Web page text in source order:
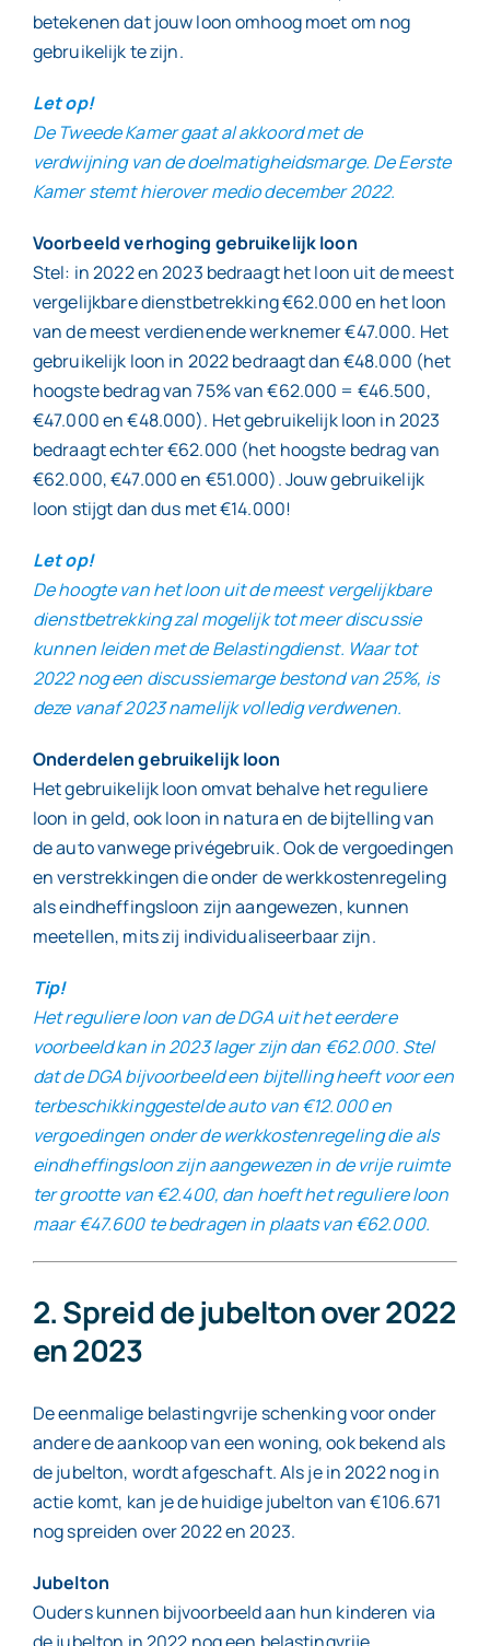
betekenen dat jouw loon omhoog moet om nog
gebruikelijk te zijn.
Let op!
De Tweede Kamer gaat al akkoord met de
verdwijning van de doelmatigheidsmarge. De Eerste
Kamer stemt hierover medio december 2022.
Voorbeeld verhoging gebruikelijk loon
Stel: in 2022 en 2023 bedraagt het loon uit de meest
vergelijkbare dienstbetrekking €62.000 en het loon
van de meest verdienende werknemer €47.000. Het
gebruikelijk loon in 2022 bedraagt dan €48.000 (het
hoogste bedrag van 75% van €62.000 = €46.500,
€47.000 en €48.000). Het gebruikelijk loon in 2023
bedraagt echter €62.000 (het hoogste bedrag van
€62.000, €47.000 en €51.000). Jouw gebruikelijk
loon stijgt dan dus met €14.000!
Let op!
De hoogte van het loon uit de meest vergelijkbare
dienstbetrekking zal mogelijk tot meer discussie
kunnen leiden met de Belastingdienst. Waar tot
2022 nog een discussiemarge bestond van 25%, is
deze vanaf 2023 namelijk volledig verdwenen.
Onderdelen gebruikelijk loon
Het gebruikelijk loon omvat behalve het reguliere
loon in geld, ook loon in natura en de bijtelling van
de auto vanwege privégebruik. Ook de vergoedingen
en verstrekkingen die onder de werkkostenregeling
als eindheffingsloon zijn aangewezen, kunnen
meetellen, mits zij individualiseerbaar zijn.
Tip!
Het reguliere loon van de DGA uit het eerdere
voorbeeld kan in 2023 lager zijn dan €62.000. Stel
dat de DGA bijvoorbeeld een bijtelling heeft voor een
terbeschikkinggestelde auto van €12.000 en
vergoedingen onder de werkkostenregeling die als
eindheffingsloon zijn aangewezen in de vrije ruimte
ter grootte van €2.400, dan hoeft het reguliere loon
maar €47.600 te bedragen in plaats van €62.000.
2. Spreid de jubelton over 2022
en 2023
De eenmalige belastingvrije schenking voor onder
andere de aankoop van een woning, ook bekend als
de jubelton, wordt afgeschaft. Als je in 2022 nog in
actie komt, kan je de huidige jubelton van €106.671
nog spreiden over 2022 en 2023.
Jubelton
Ouders kunnen bijvoorbeeld aan hun kinderen via